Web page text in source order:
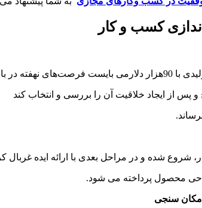
کسب و کار
در بازار
پس از ایجاد خلاقیت آن را بررسی و انتخاب کند
شروع شده و در مراحل بعدی با ارائه ایده غربال
محصول پرداخته می شود.
امکان سنجی